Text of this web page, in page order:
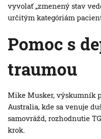
vyvolať „zmenený stav
určitým kategóriám
Pomoc s
traumou
Mike Musker, výskumník
Australia, kde sa venuje
samovrážd, rozhodnutie
krok.